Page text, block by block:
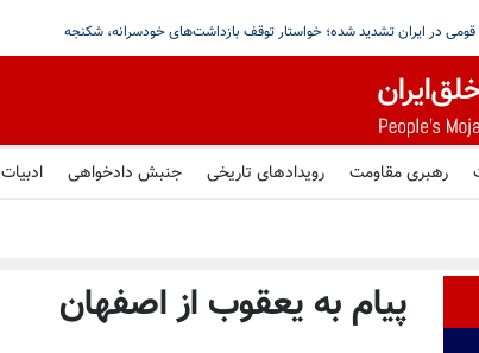
از کشور؛ تصمیم کویت در میانه تنشهای منطقه‌یی
رهبری مقاومت رویدادهای تاریخی جنبش دادخواهی ادبیات
پیام به یعقوب از اصفهان